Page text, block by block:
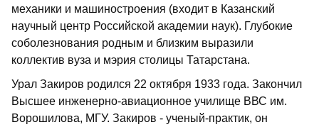
механики и машиностроения (входит в Казанский
научный центр Российской академии наук). Глубокие
соболезнования родным и близким выразили
коллектив вуза и мэрия столицы Татарстана.
Урал Закиров родился 22 октября 1933 года. Закончил
Высшее инженерно-авиационное училище ВВС им.
Ворошилова, МГУ. Закиров - ученый-практик, он